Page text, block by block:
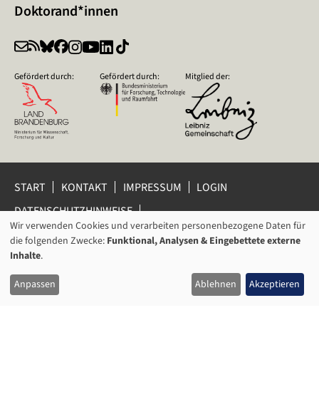
Doktorand*innen
Gefördert durch: Gefördert durch: Mitglied der:
START KONTAKT IMPRESSUM
LOGIN
DATENSCHUTZHINWEISE
DATENSCHUTZ-EINSTELLUNGEN
HINWEISGEBERSCHUTZ
(ZZF) e.V.
VERWENDUNG
VON
PERSONENBEZOGENEN
DATEN
Wir verwenden Cookies und verarbeiten personenbezogene Daten für
die folgenden Zwecke: Funktional, Analysen & Eingebettete externe
Inhalte.
Anpassen Ablehnen Akzeptieren